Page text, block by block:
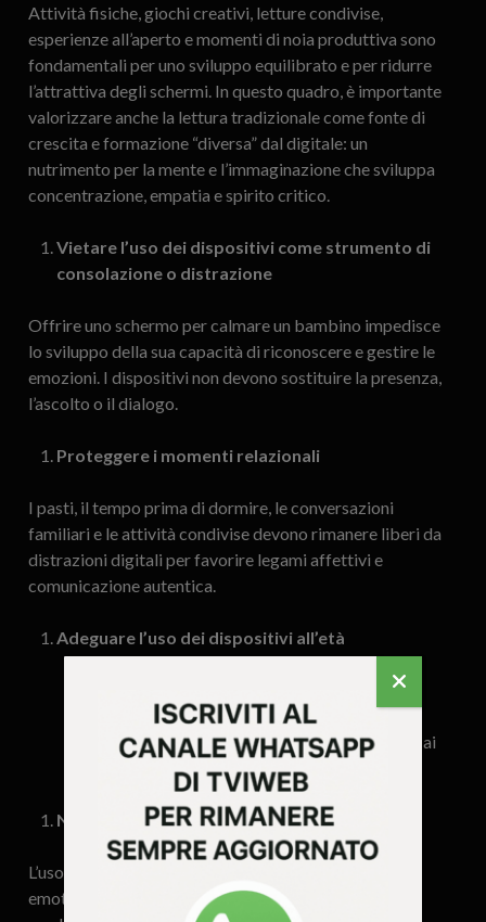
Attività fisiche, giochi creativi, letture condivise,
esperienze all’aperto e momenti di noia produttiva sono
fondamentali per uno sviluppo equilibrato e per ridurre
l’attrattiva degli schermi. In questo quadro, è importante
valorizzare anche la lettura tradizionale come fonte di
crescita e formazione “diversa” dal digitale: un
nutrimento per la mente e l’immaginazione che sviluppa
concentrazione, empatia e spirito critico.
Vietare l’uso dei dispositivi come strumento di
consolazione o distrazione
Offrire uno schermo per calmare un bambino impedisce
lo sviluppo della sua capacità di riconoscere e gestire le
emozioni. I dispositivi non devono sostituire la presenza,
l’ascolto o il dialogo.
Proteggere i momenti relazionali
I pasti, il tempo prima di dormire, le conversazioni
familiari e le attività condivise devono rimanere liberi da
distrazioni digitali per favorire legami affettivi e
comunicazione autentica.
Adeguare l’uso dei dispositivi all’età
Nessuno schermo prima dei 2 anni
Prima dei 5 anni, mai schermi accesi senza la
presenza attiva di un adulto
Prima dei 12 anni, evitare l’accesso autonomo ai
social e a internet
Non anticipare l’ingresso nei social media
L’uso precoce e non mediato dei social espone a rischi
emotivi, relazionali e cognitivi. È bene accompagnare